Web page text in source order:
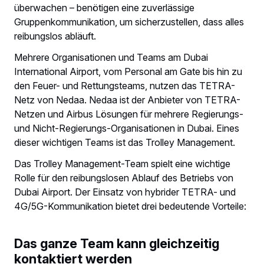
überwachen – benötigen eine zuverlässige
Gruppenkommunikation, um sicherzustellen, dass alles
reibungslos abläuft.
Mehrere Organisationen und Teams am Dubai
International Airport, vom Personal am Gate bis hin zu
den Feuer- und Rettungsteams, nutzen das TETRA-
Netz von Nedaa. Nedaa ist der Anbieter von TETRA-
Netzen und Airbus Lösungen für mehrere Regierungs-
und Nicht-Regierungs-Organisationen in Dubai. Eines
dieser wichtigen Teams ist das Trolley Management.
Das Trolley Management-Team spielt eine wichtige
Rolle für den reibungslosen Ablauf des Betriebs von
Dubai Airport. Der Einsatz von hybrider TETRA- und
4G/5G-Kommunikation bietet drei bedeutende Vorteile:
Das ganze Team kann gleichzeitig
kontaktiert werden